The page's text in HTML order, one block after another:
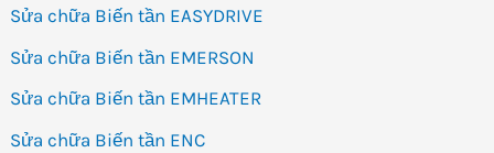
Sửa chữa Biến tần EASYDRIVE
Sửa chữa Biến tần EMERSON
Sửa chữa Biến tần EMHEATER
Sửa chữa Biến tần ENC